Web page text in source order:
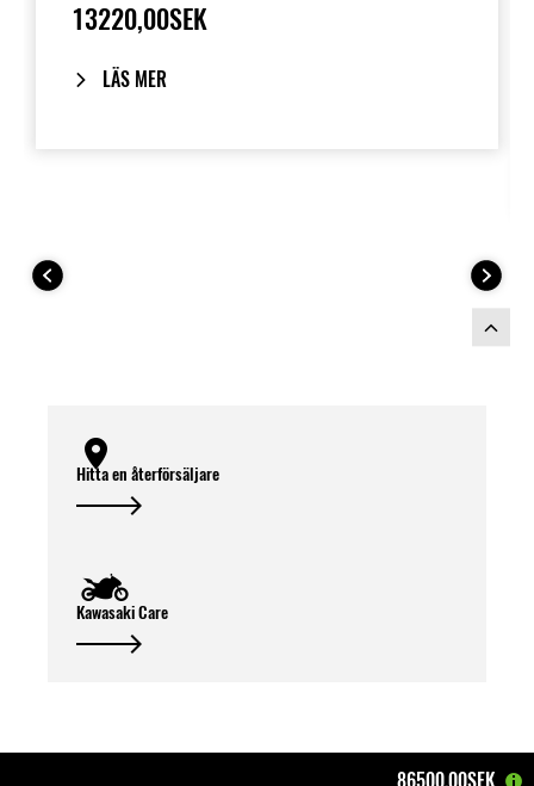
sportigt ljud. Avgassystemet är godkänt
har ECE-typgodkännande. (Dubbla
13220,00SEK
LÄS MER
Hitta en återförsäljare
Kawasaki Care